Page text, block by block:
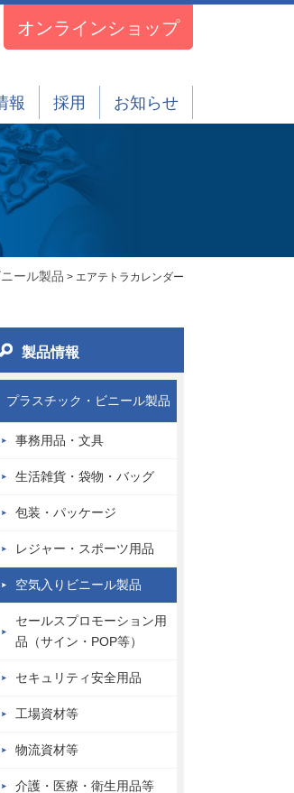
オンラインショップ
報 採用 お知らせ
ール製品 > エアテトラカレンダー
製品情報
プラスチック・ビニール製品
事務用品・文具
生活雑貨・袋物・バッグ
包装・パッケージ
レジャー・スポーツ用品
空気入りビニール製品
セールスプロモーション用
品（サイン・POP等）
セキュリティ安全用品
工場資材等
物流資材等
介護・医療・衛生用品等